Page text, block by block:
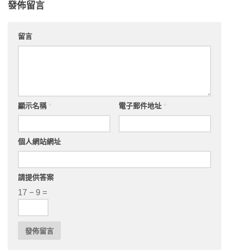
發佈留言
留言
顯示名稱 電子郵件地址
個人網站網址
請提供答案
17 − 9 =